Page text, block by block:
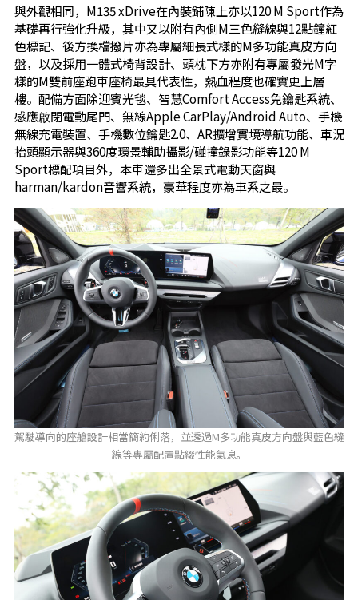
與外觀相同，M135 xDrive在內裝鋪陳上亦以120 M Sport作為
基礎再行強化升級，其中又以附有內側M三色縫線與12點鐘紅
色標記、後方換檔撥片亦為專屬細長式樣的M多功能真皮方向
盤，以及採用一體式椅背設計、頭枕下方亦附有專屬發光M字
樣的M雙前座跑車座椅最具代表性，熱血程度也確實更上層
樓。配備方面除迎賓光毯、智慧Comfort Access免鑰匙系統、
感應啟閉電動尾門、無線Apple CarPlay/Android Auto、手機
無線充電裝置、手機數位鑰匙2.0、AR擴增實境導航功能、車況
抬頭顯示器與360度環景輔助攝影/碰撞錄影功能等120 M
Sport標配項目外，本車還多出全景式電動天窗與
harman/kardon音響系統，豪華程度亦為車系之最。
駕駛導向的座艙設計相當簡約俐落，並透過M多功能真皮方向盤與藍色縫
線等專屬配置點綴性能氣息。